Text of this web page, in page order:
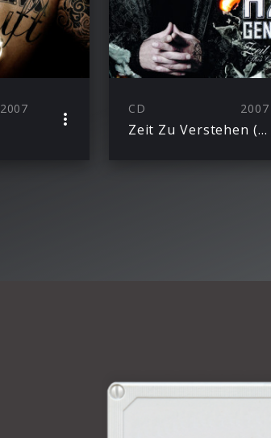
2007 CD 2007
Zeit Zu Verstehen (This Can’T Be Everything)